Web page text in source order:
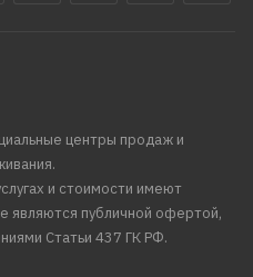
центры продаж и
и стоимости имеют
являются публичной офертой,
Статьи 437 ГК РФ.